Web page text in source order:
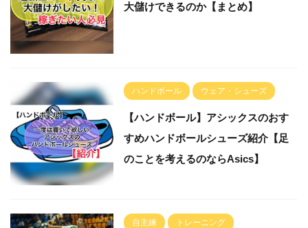
大儲けできるのか【まとめ】
ハンドボール ウェア・シューズ
【ハンドボール】アシックスのおす
すめハンドボールシューズ紹介【足
のことを考えるのならAsics】
自主練 トレーニング